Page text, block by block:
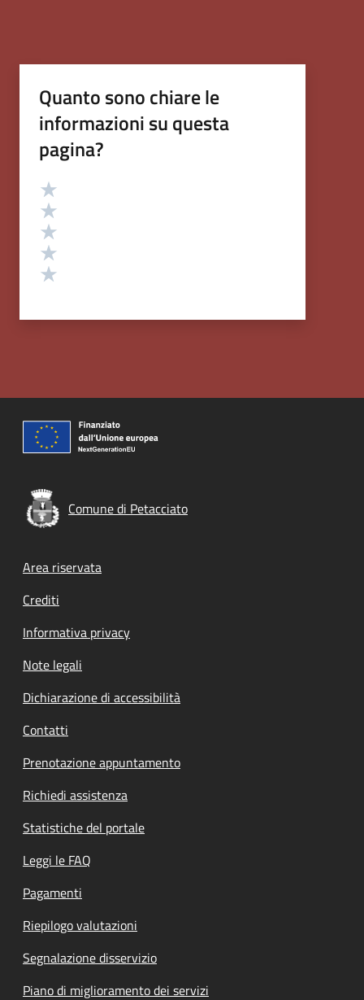
Quanto sono chiare le
informazioni su questa
pagina?
Valutazione
Comune di Petacciato
Footer menu
Area riservata
Crediti
Informativa privacy
Note legali
Dichiarazione di accessibilità
Contatti
Prenotazione appuntamento
Richiedi assistenza
Statistiche del portale
Leggi le FAQ
Pagamenti
Riepilogo valutazioni
Segnalazione disservizio
Piano di miglioramento dei servizi